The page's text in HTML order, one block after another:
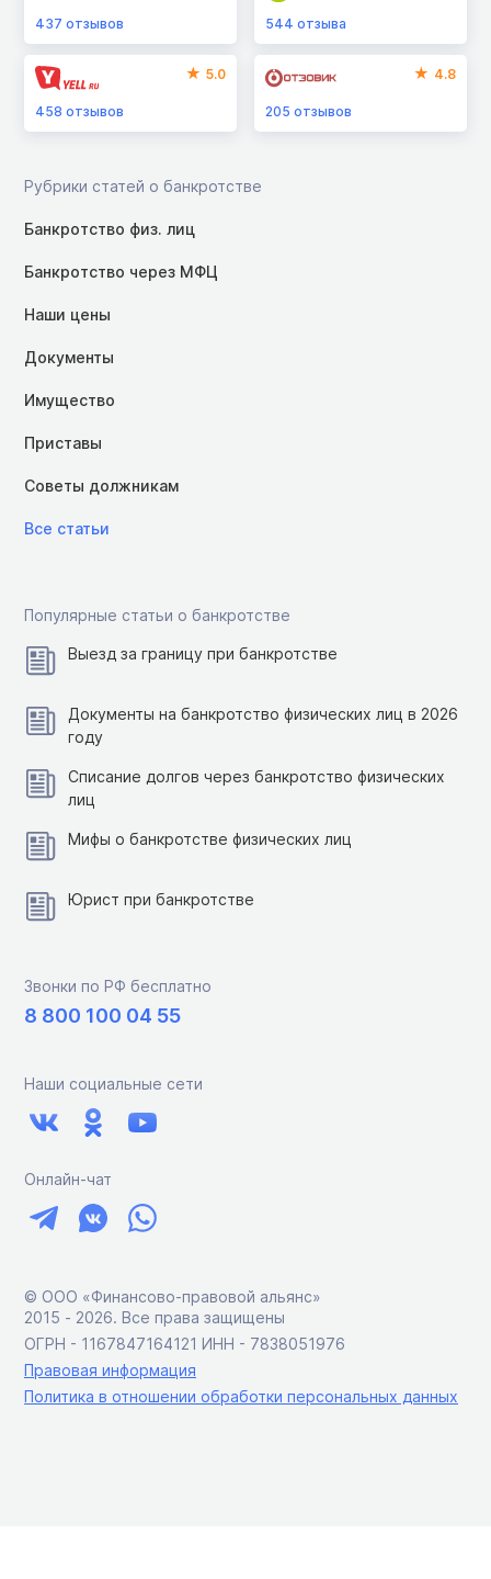
437 отзывов 544отзыва
5.0
458 отзывов
4.8
205отзывов
Рубрики статей о банкротстве
Банкротство физ. лиц
Банкротство через МФЦ
Наши цены
Документы
Имущество
Приставы
Советы должникам
Все статьи
Популярные статьи о банкротстве
Выезд за границу при банкротстве
Документы на банкротство физических лиц в 2026
году
Списание долгов через банкротство физических
лиц
Мифы о банкротстве физических лиц
Юрист при банкротстве
Звонки по РФ бесплатно
8 800 100 04 55
Наши социальные сети
Онлайн-чат
© ООО «Финансово-правовой альянс»
2015 ‑ 2026. Все права защищены
ОГРН - 1167847164121 ИНН - 7838051976
Правовая информация
Политика в отношении обработки персональных данных